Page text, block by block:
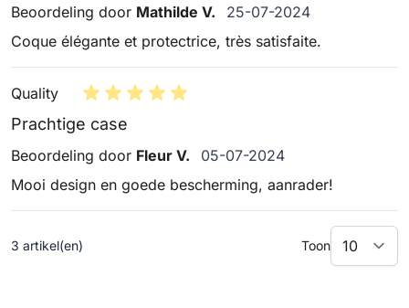
Beoordeling door Mathilde V. 25 juli 2024
25-07-2024
Coque élégante et protectrice, très satisfaite.
Quality
Prachtige case
Beoordeling door Fleur V. 5 juli 2024
05-07-2024
Mooi design en goede bescherming, aanrader!
3 artikel(en) Toon